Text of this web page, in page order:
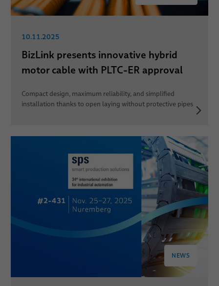
10.11.2025
BizLink presents innovative hybrid
motor cable with PLTC-ER approval
Compact design, maximum reliability, and simplified
installation thanks to open laying without protective pipes
NEWS